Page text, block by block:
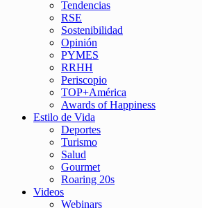
Tendencias
RSE
Sostenibilidad
Opinión
PYMES
RRHH
Periscopio
TOP+América
Awards of Happiness
Estilo de Vida
Deportes
Turismo
Salud
Gourmet
Roaring 20s
Videos
Webinars